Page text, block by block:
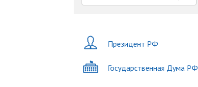
Президент РФ
Государственная Дума РФ